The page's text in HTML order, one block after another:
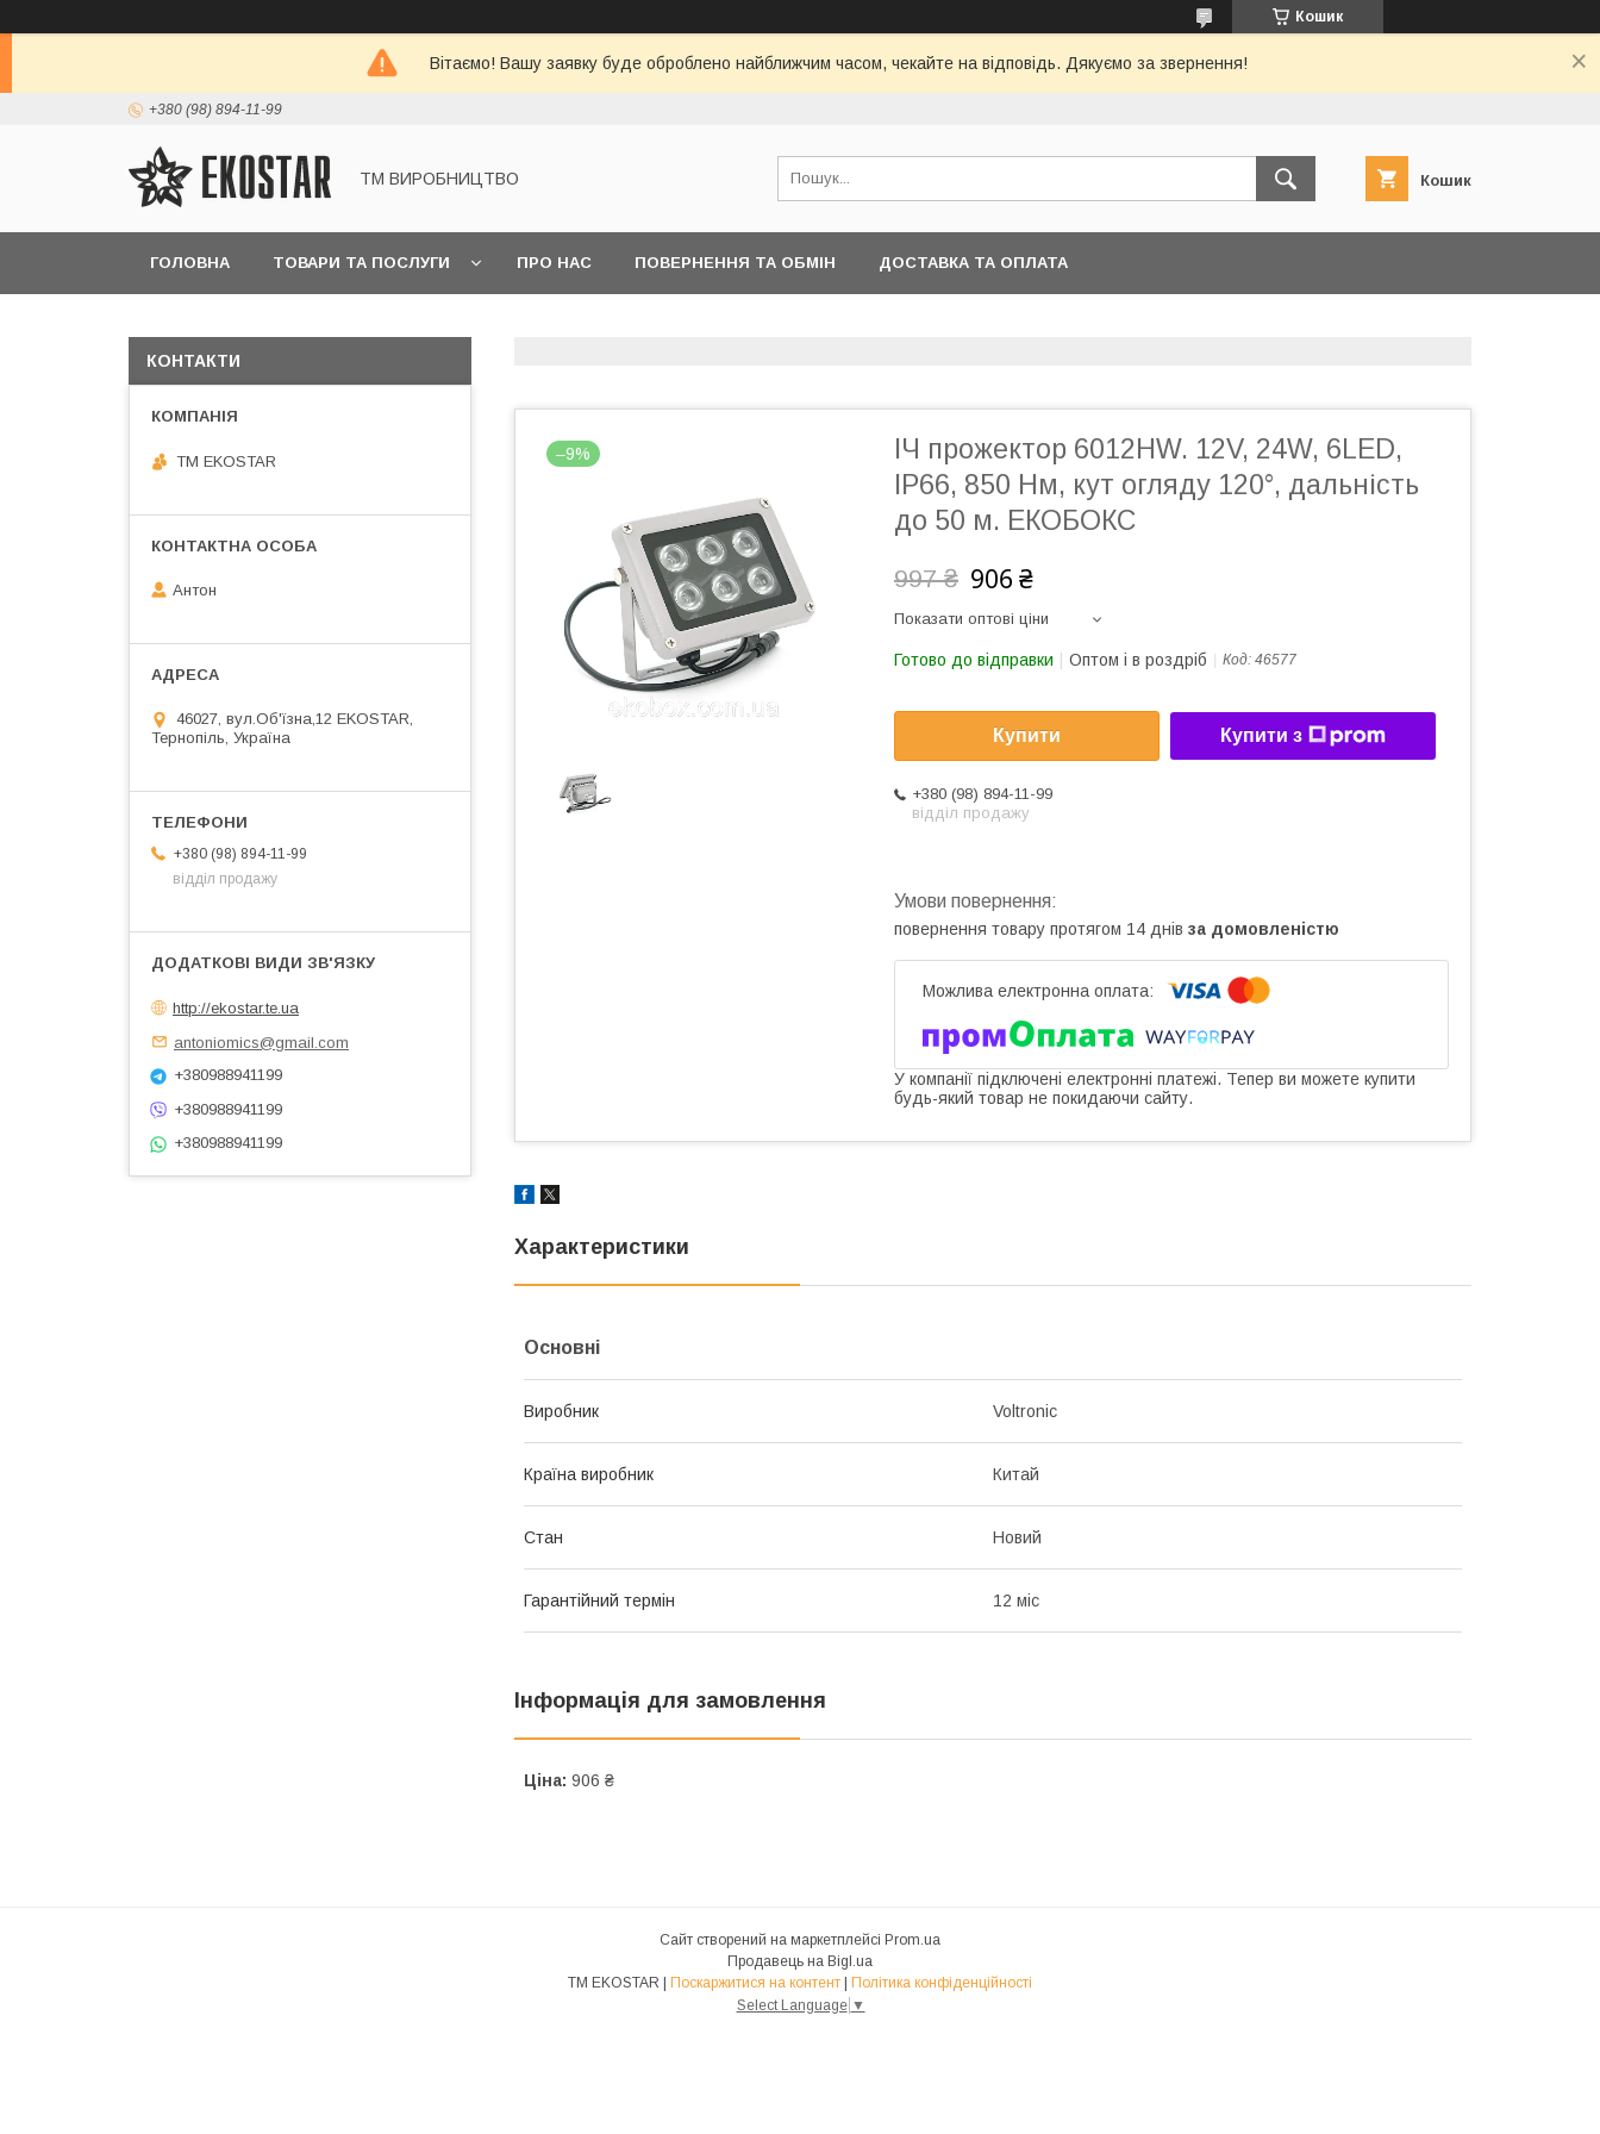
Кошик
Вітаємо! Вашу заявку буде оброблено найближчим часом, чекайте на відповідь. Дякуємо за звернення!
+380 (98) 894-11-99
ТМ ВИРОБНИЦТВО Кошик
ГОЛОВНА ТОВАРИ ТА ПОСЛУГИ ПРО НАС ПОВЕРНЕННЯ ТА ОБМІН ДОСТАВКА ТА ОПЛАТА
–9%
ІЧ прожектор 6012HW. 12V, 24W, 6LED,
IP66, 850 Нм, кут огляду 120°, дальність
до 50 м. ЕКОБОКС
997 ₴ 906 ₴
Показати оптові ціни
Готово до відправки Оптом і в роздріб Код: 46577
Купити Купити з
+380 (98) 894-11-99
відділ продажу
повернення товару протягом 14 днів за домовленістю
У компанії підключені електронні платежі. Тепер ви можете купити
будь-який товар не покидаючи сайту.
Характеристики
Основні
Виробник Voltronic
Країна виробник Китай
Стан Новий
Гарантійний термін 12 міс
Інформація для замовлення
Ціна: 906 ₴
КОНТАКТИ
ТМ EKOSTAR
Антон
46027, вул.Об'їзна,12 EKOSTAR,
Тернопіль, Україна
+380 (98) 894-11-99
відділ продажу
http://ekostar.te.ua
antoniomics@gmail.com
+380988941199
+380988941199
+380988941199
Сайт створений на маркетплейсі Prom.ua
Продавець на Bigl.ua
ТМ EKOSTAR | Поскаржитися на контент | Політика конфіденційності
Select Language ▼